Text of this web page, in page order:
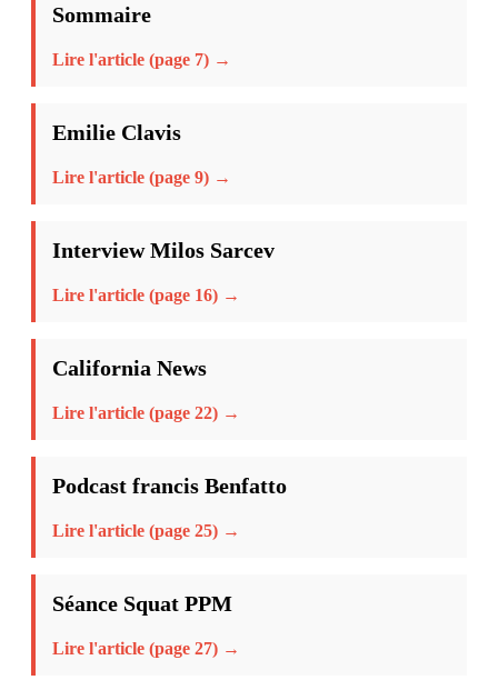
Sommaire
Lire l'article (page 7) →
Emilie Clavis
Lire l'article (page 9) →
Interview Milos Sarcev
Lire l'article (page 16) →
California News
Lire l'article (page 22) →
Podcast francis Benfatto
Lire l'article (page 25) →
Séance Squat PPM
Lire l'article (page 27) →